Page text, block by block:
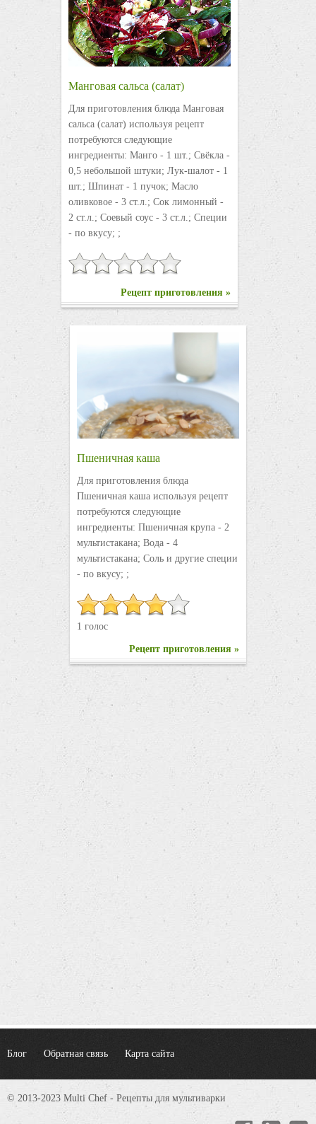
Манговая сальса (салат)
Для приготовления блюда Манговая
сальса (салат) используя рецепт
потребуются следующие
ингредиенты: Манго - 1 шт.; Свёкла -
0,5 небольшой штуки; Лук-шалот - 1
шт.; Шпинат - 1 пучок; Масло
оливковое - 3 ст.л.; Сок лимонный -
2 ст.л.; Соевый соус - 3 ст.л.; Специи
- по вкусу; ;
Рецепт приготовления »
Пшеничная каша
Для приготовления блюда
Пшеничная каша используя рецепт
потребуются следующие
ингредиенты: Пшеничная крупа - 2
мультистакана; Вода - 4
мультистакана; Соль и другие специи
- по вкусу; ;
1 голос
Рецепт приготовления »
Блог Обратная связь Карта сайта
© 2013-2023 Multi Chef - Рецепты для мультиварки